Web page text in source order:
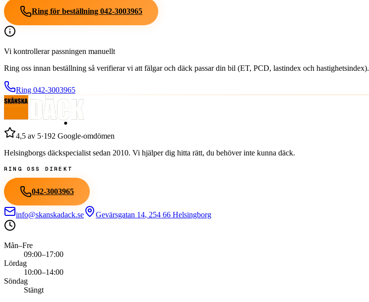
Ring för beställning 042-3003965
Vi kontrollerar passningen manuellt
Ring oss innan beställning så verifierar vi att fälgar och däck passar din bil (ET, PCD, lastindex och hastighetsindex).
Ring 042-3003965
4,5 av 5·192 Google-omdömen
Helsingborgs däckspecialist sedan 2010. Vi hjälper dig hitta rätt, du behöver inte kunna däck.
RING OSS DIREKT
042-3003965
info@skanskadack.se Gevärsgatan 14, 254 66 Helsingborg
Mån–Fre
09:00–17:00
Lördag
10:00–14:00
Söndag
Stängt